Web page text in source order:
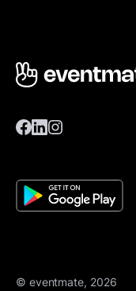
© eventmate, 2026